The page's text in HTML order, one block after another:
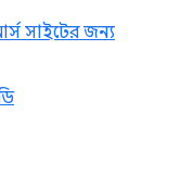
সাইটের জন্য